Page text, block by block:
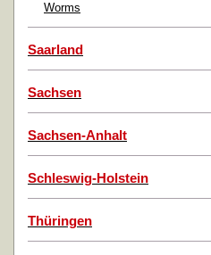
Worms
Saarland
Sachsen
Sachsen-Anhalt
Schleswig-Holstein
Thüringen